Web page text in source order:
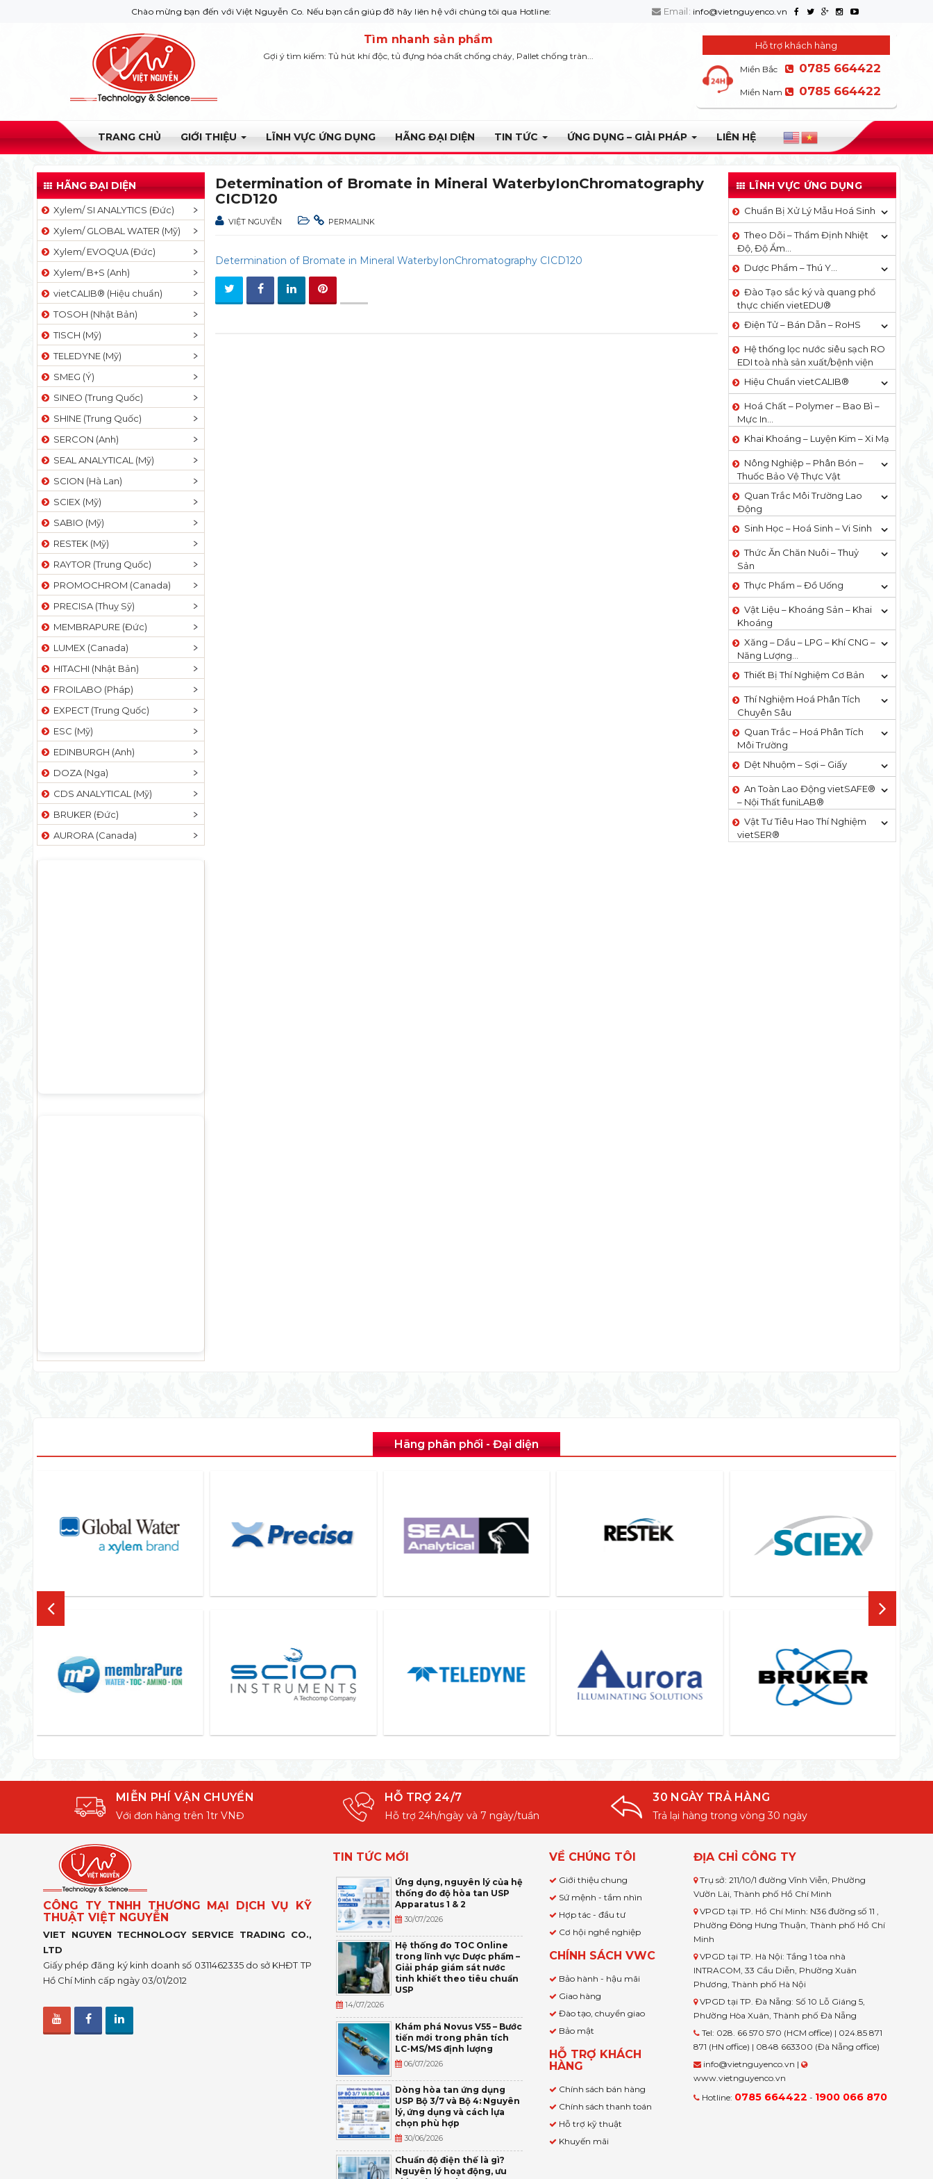
Chào mừng bạn đến với Việt Nguyễn Co. Nếu bạn cần giúp đỡ hãy liên hệ với chúng tôi qua Hotline: 0932 664422 Email: info@vietnguyenco.vn
Tìm nhanh sản phẩm
Gợi ý tìm kiếm: Tủ hút khí độc, tủ đựng hóa chất chống cháy, Pallet chống tràn...
Hỗ trợ khách hàng
Miền Bắc 0785 664422
Miền Nam 0785 664422
TRANG CHỦ GIỚI THIỆU LĨNH VỰC ỨNG DỤNG HÃNG ĐẠI DIỆN TIN TỨC ỨNG DỤNG – GIẢI PHÁP LIÊN HỆ
HÃNG ĐẠI DIỆN
Xylem/ SI ANALYTICS (Đức)
Xylem/ GLOBAL WATER (Mỹ)
Xylem/ EVOQUA (Đức)
Xylem/ B+S (Anh)
vietCALIB® (Hiệu chuẩn)
TOSOH (Nhật Bản)
TISCH (Mỹ)
TELEDYNE (Mỹ)
SMEG (Ý)
SINEO (Trung Quốc)
SHINE (Trung Quốc)
SERCON (Anh)
SEAL ANALYTICAL (Mỹ)
SCION (Hà Lan)
SCIEX (Mỹ)
SABIO (Mỹ)
RESTEK (Mỹ)
RAYTOR (Trung Quốc)
PROMOCHROM (Canada)
PRECISA (Thuỵ Sỹ)
MEMBRAPURE (Đức)
LUMEX (Canada)
HITACHI (Nhật Bản)
FROILABO (Pháp)
EXPECT (Trung Quốc)
ESC (Mỹ)
EDINBURGH (Anh)
DOZA (Nga)
CDS ANALYTICAL (Mỹ)
BRUKER (Đức)
AURORA (Canada)
Determination of Bromate in Mineral WaterbyIonChromatography
CICD120
VIỆT NGUYỄN PERMALINK
Determination of Bromate in Mineral WaterbyIonChromatography CICD120
LĨNH VỰC ỨNG DỤNG
Chuẩn Bị Xử Lý Mẫu Hoá Sinh
Theo Dõi – Thẩm Định Nhiệt
Độ, Độ Ẩm…
Dược Phẩm – Thú Y…
Đào Tạo sắc ký và quang phổ
thực chiến vietEDU®
Điện Tử – Bán Dẫn – RoHS
Hệ thống lọc nước siêu sạch RO
EDI​​ toà nhà sản xuất/bệnh viện
Hiệu Chuẩn vietCALIB®
Hoá Chất – Polymer – Bao Bì –
Mực In…
Khai Khoáng – Luyện Kim – Xi Mạ
Nông Nghiệp – Phân Bón –
Thuốc Bảo Vệ Thực Vật
Quan Trắc Môi Trường Lao
Động
Sinh Học – Hoá Sinh – Vi Sinh
Thức Ăn Chăn Nuôi – Thuỷ
Sản
Thực Phẩm – Đồ Uống
Vật Liệu – Khoáng Sản – Khai
Khoáng
Xăng – Dầu – LPG – Khí CNG –
Năng Lượng…
Thiết Bị Thí Nghiệm Cơ Bản
Thí Nghiệm Hoá Phân Tích
Chuyên Sâu
Quan Trắc – Hoá Phân Tích
Môi Trường
Dệt Nhuộm – Sợi – Giấy
An Toàn Lao Động vietSAFE®
– Nội Thất funiLAB®
Vật Tư Tiêu Hao Thí Nghiệm
vietSER®
Hãng phân phối - Đại diện
MIỄN PHÍ VẬN CHUYỂN
Với đơn hàng trên 1tr VNĐ
HỖ TRỢ 24/7
Hỗ trợ 24h/ngày và 7 ngày/tuần
30 NGÀY TRẢ HÀNG
Trả lại hàng trong vòng 30 ngày
CÔNG TY TNHH THƯƠNG MẠI DỊCH VỤ KỸ
THUẬT VIỆT NGUYỄN
VIET NGUYEN TECHNOLOGY SERVICE TRADING CO.,
LTD
Giấy phép đăng ký kinh doanh số 0311462335 do sở KHĐT TP
Hồ Chí Minh cấp ngày 03/01/2012
TIN TỨC MỚI
Ứng dụng, nguyên lý của hệ
thống đo độ hòa tan USP
Apparatus 1 & 2
30/07/2026
Hệ thống đo TOC Online
trong lĩnh vực Dược phẩm –
Giải pháp giám sát nước
tinh khiết theo tiêu chuẩn
USP
14/07/2026
Khám phá Novus V55 – Bước
tiến mới trong phân tích
LC-MS/MS định lượng
06/07/2026
Dòng hòa tan ứng dụng
USP Bộ 3/7 và Bộ 4: Nguyên
lý, ứng dụng và cách lựa
chọn phù hợp
30/06/2026
Chuẩn độ điện thế là gì?
Nguyên lý hoạt động, ưu
VỀ CHÚNG TÔI
Giới thiệu chung
Sứ mệnh - tầm nhìn
Hợp tác - đầu tư
Cơ hội nghề nghiệp
CHÍNH SÁCH VWC
Bảo hành - hậu mãi
Giao hàng
Đào tạo, chuyển giao
Bảo mật
HỖ TRỢ KHÁCH
HÀNG
Chính sách bán hàng
Chính sách thanh toán
Hỗ trợ kỹ thuật
Khuyến mãi
ĐỊA CHỈ CÔNG TY
Trụ sở: 211/10/1 đường Vĩnh Viễn, Phường
Vườn Lài, Thành phố Hồ Chí Minh
VPGD tại TP. Hồ Chí Minh: N36 đường số 11 ,
Phường Đông Hưng Thuận, Thành phố Hồ Chí
Minh
VPGD tại TP. Hà Nội: Tầng 1 tòa nhà
INTRACOM, 33 Cầu Diễn, Phường Xuân
Phương, Thành phố Hà Nội
VPGD tại TP. Đà Nẵng: Số 10 Lỗ Giáng 5,
Phường Hòa Xuân, Thành phố Đà Nẵng
Tel: 028. 66 570 570 (HCM office) | 024.85 871
871 (HN office) | 0848 663300 (Đà Nẵng office)
info@vietnguyenco.vn |
www.vietnguyenco.vn
Hotline: 0785 664422 - 1900 066 870